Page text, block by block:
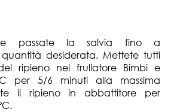
passate la salvia fino a
desiderata. Mettete tutti
ripieno nel frullatore Bimbi e
per 5/6 minuti alla massima
il ripieno in abbattitore per